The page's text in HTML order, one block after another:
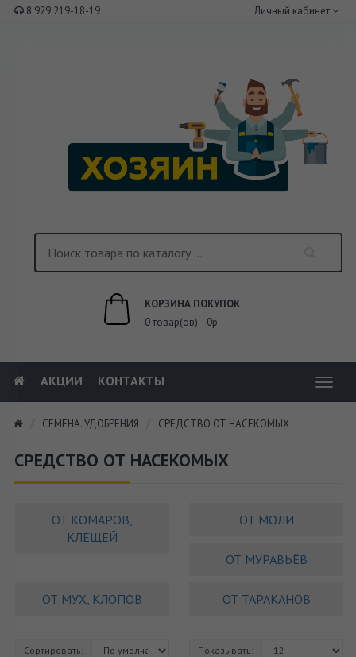
8 929 219-18-19 Личный кабинет
КОРЗИНА ПОКУПОК
0 товар(ов) - 0р.
АКЦИИ КОНТАКТЫ
СЕМЕНА. УДОБРЕНИЯ СРЕДСТВО ОТ НАСЕКОМЫХ
СРЕДСТВО ОТ НАСЕКОМЫХ
ОТ КОМАРОВ,
КЛЕЩЕЙ
ОТ МОЛИ
ОТ МУРАВЬЁВ
ОТ МУХ, КЛОПОВ ОТ ТАРАКАНОВ
Сортировать: Показывать: